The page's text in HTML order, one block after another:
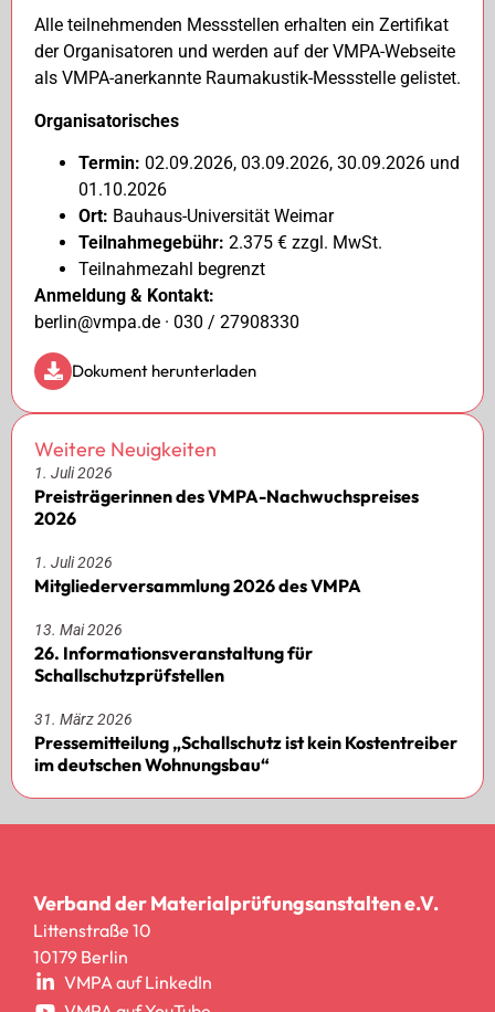
Alle teilnehmenden Messstellen erhalten ein Zertifikat
der Organisatoren und werden auf der VMPA-Webseite
als VMPA-anerkannte Raumakustik-Messstelle gelistet.
Organisatorisches
Termin: 02.09.2026, 03.09.2026, 30.09.2026 und
01.10.2026
Ort: Bauhaus-Universität Weimar
Teilnahmegebühr: 2.375 € zzgl. MwSt.
Teilnahmezahl begrenzt
Anmeldung & Kontakt:
berlin@vmpa.de · 030 / 27908330
Dokument herunterladen
Weitere Neuigkeiten
1. Juli 2026
Preisträgerinnen des VMPA-Nachwuchspreises
2026
1. Juli 2026
Mitgliederversammlung 2026 des VMPA
13. Mai 2026
26. Informationsveranstaltung für
Schallschutzprüfstellen
31. März 2026
Pressemitteilung „Schallschutz ist kein Kostentreiber
im deutschen Wohnungsbau“
Verband der Materialprüfungsanstalten e.V.
Littenstraße 10
10179 Berlin
VMPA auf LinkedIn